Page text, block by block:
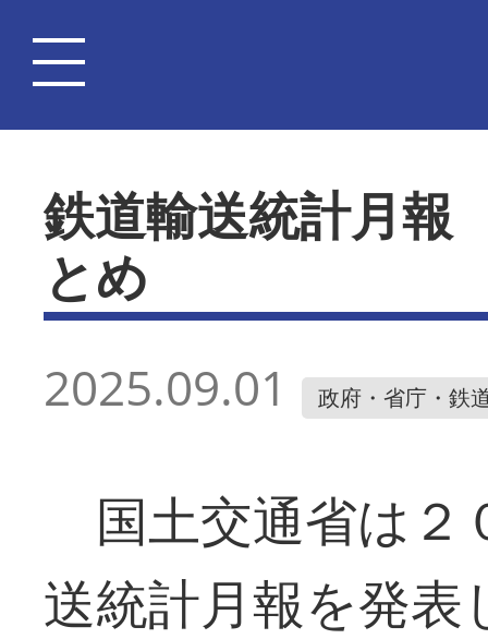
鉄道輸送統計月
とめ
2025.09.01 政府・省庁・鉄
国土交通省は２
送統計月報を発表